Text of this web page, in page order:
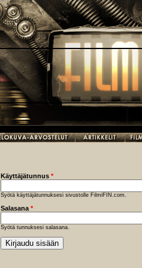
Käyttäjätunnus *
Syötä käyttäjätunnuksesi sivustolle FilmiFIN.com.
Salasana *
Syötä tunnuksesi salasana.